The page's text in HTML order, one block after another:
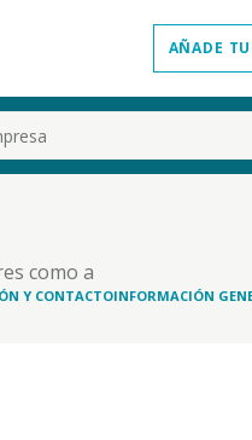
AÑADE
como a
total
Y CONTACTOINFORMACIÓN